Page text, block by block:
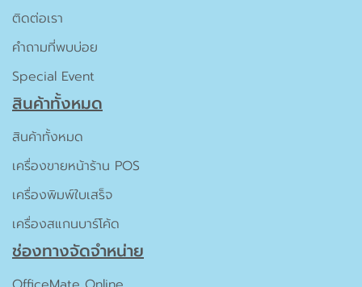
ติดต่อเรา
คำถามที่พบบ่อย
Special Event
สินค้าทั้งหมด
สินค้าทั้งหมด
เครื่องขายหน้าร้าน POS
เครื่องพิมพ์ใบเสร็จ
เครื่องสแกนบาร์โค้ด
ช่องทางจัดจำหน่าย